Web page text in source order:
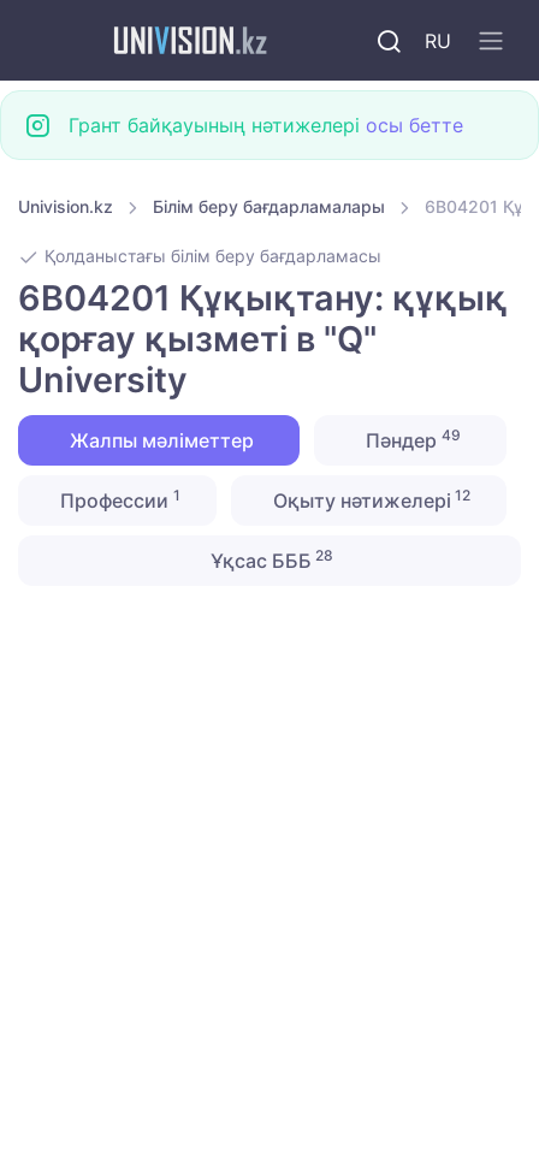
RU
Грант байқауының нәтижелері осы бетте
Univision.kz Білім беру бағдарламалары 6B04201
Қолданыстағы білім беру бағдарламасы
6B04201 Құқықтану: құқық
қорғау қызметі в "Q"
University
Жалпы мәліметтер Пәндер 49
Профессии 1 Оқыту нәтижелері 12
Ұқсас БББ 28